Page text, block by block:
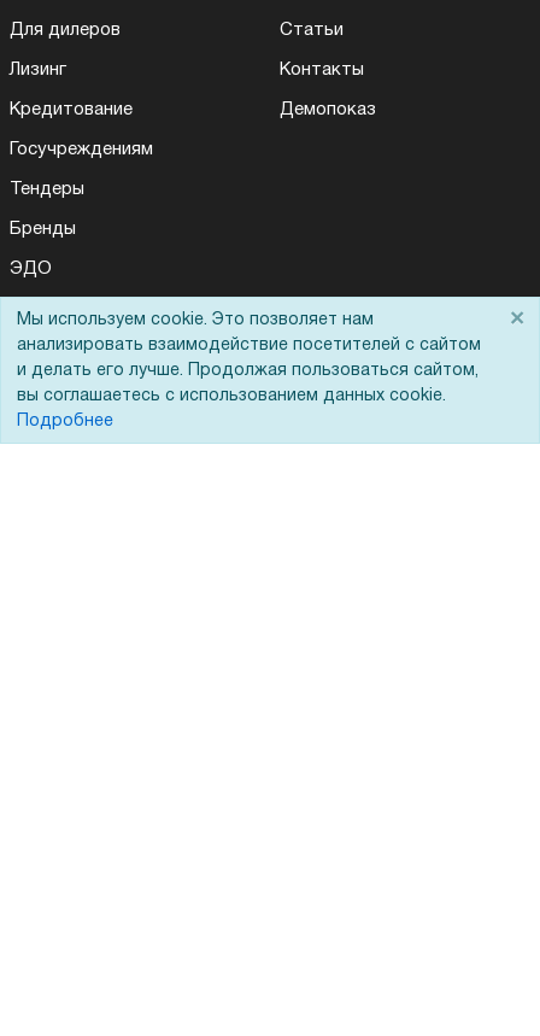
Для дилеров
Лизинг
Кредитование
Госучреждениям
Тендеры
Бренды
ЭДО
Статьи
Контакты
Демопоказ
Помощь
Вопрос-ответ
Мы используем cookie. Это позволяет нам
анализировать взаимодействие посетителей с сайтом
и делать его лучше. Продолжая пользоваться сайтом,
вы соглашаетесь с использованием данных cookie.
Подробнее
×